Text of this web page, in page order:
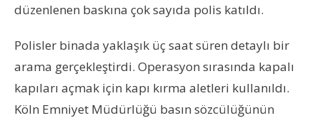
düzenlenen baskına çok sayıda polis katıldı.
Polisler binada yaklaşık üç saat süren detaylı bir
arama gerçekleştirdi. Operasyon sırasında kapalı
kapıları açmak için kapı kırma aletleri kullanıldı.
Köln Emniyet Müdürlüğü basın sözcülüğünün